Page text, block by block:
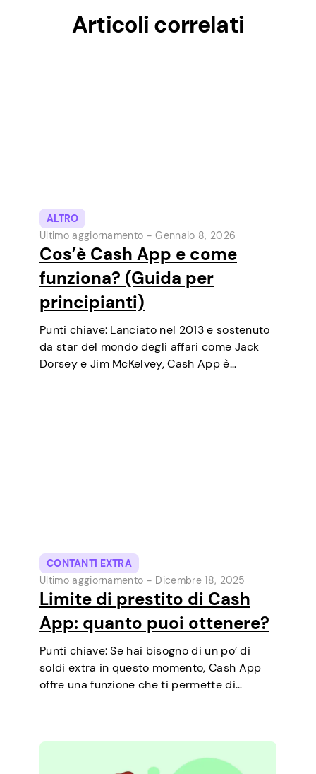
Articoli correlati
ALTRO
Ultimo aggiornamento -Gennaio 8, 2026
Cos’è Cash App e come
funziona? (Guida per
principianti)
Punti chiave: Lanciato nel 2013 e sostenuto
da star del mondo degli affari come Jack
Dorsey e Jim McKelvey, Cash App è
CONTANTI EXTRA
Ultimo aggiornamento - Dicembre 18, 2025
Limite di prestito di Cash
App: quanto puoi ottenere?
Punti chiave: Se hai bisogno di un po’ di
soldi extra in questo momento, Cash App
offre una funzione che ti permette di